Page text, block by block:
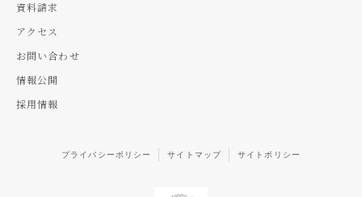
資料請求
アクセス
お問い合わせ
情報公開
採用情報
プライバシーポリシー サイトマップ サイトポリシー